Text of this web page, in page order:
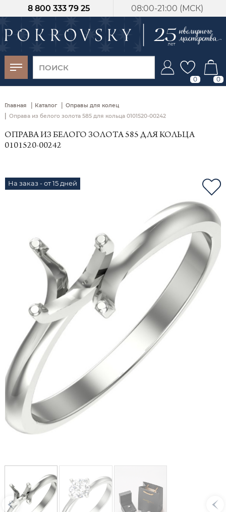
08:00-21:00 (МСК)
8 800 333 79 25
0 0
Главная | Каталог | Оправы для колец
| Оправа из белого золота 585 для кольца 0101520-00242
ОПРАВА ИЗ БЕЛОГО ЗОЛОТА 585 ДЛЯ КОЛЬЦА
0101520-00242
На заказ - от 15 дней
-30%
от 15 дней с
момента оплаты